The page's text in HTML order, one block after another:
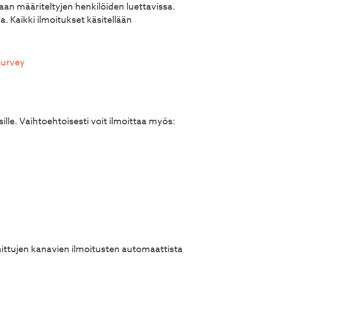
määriteltyjen henkilöiden luettavissa.
Kaikki ilmoitukset käsitellään
Vaihtoehtoisesti voit ilmoittaa myös:
kanavien ilmoitusten automaattista